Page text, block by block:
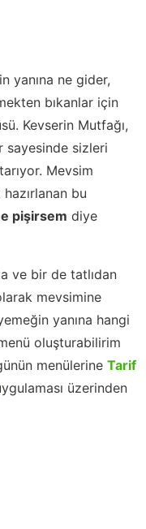
yanına ne gider,
bıkanlar için
Kevserin Mutfağı,
sayesinde sizleri
Mevsim
bu
pişirsem diye
ve bir de tatlıdan
mevsimine
yanına hangi
oluşturabilirim
menülerine Tarif
üzerinden